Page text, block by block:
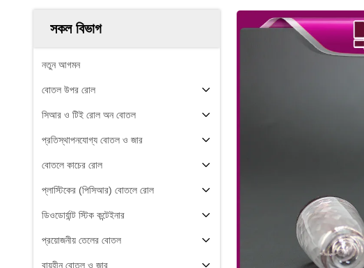
সকল বিভাগ
নতুন আগমন
বোতল উপর রোল
সিআর ও টিই রোল অন বোতল
প্রতিস্থাপনযোগ্য বোতল ও জার
বোতলে কাচের রোল
প্লাস্টিকের (পিসিআর) বোতলে রোল
ডিওডোর্যান্ট স্টিক কন্টেইনার
প্রয়োজনীয় তেলের বোতল
বায়ুহীন বোতল ও জার